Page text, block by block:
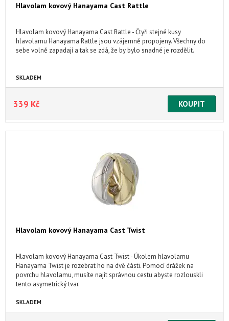
Hlavolam kovový Hanayama Cast Rattle
Hlavolam kovový Hanayama Cast Rattle - Čtyři stejné kusy
hlavolamu Hanayama Rattle jsou vzájemně propojeny. Všechny do
sebe volně zapadají a tak se zdá, že by bylo snadné je rozdělit.
SKLADEM
339 Kč
Hlavolam kovový Hanayama Cast Twist
Hlavolam kovový Hanayama Cast Twist - Úkolem hlavolamu
Hanayama Twist je rozebrat ho na dvě části. Pomocí drážek na
povrchu hlavolamu, musíte najít správnou cestu abyste rozlouskli
tento asymetrický tvar.
SKLADEM